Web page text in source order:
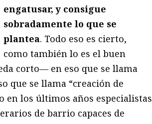
engatusar, y consigue
sobradamente lo que se
plantea. Todo eso es cierto,
como también lo es el buen
corto— en eso que se llama
que se llama “creación de
en los últimos años especialistas
de barrio capaces de